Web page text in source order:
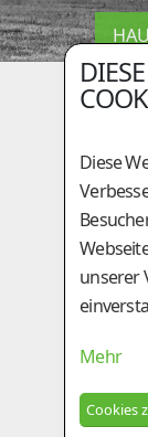
Diese
unserer
Mehr